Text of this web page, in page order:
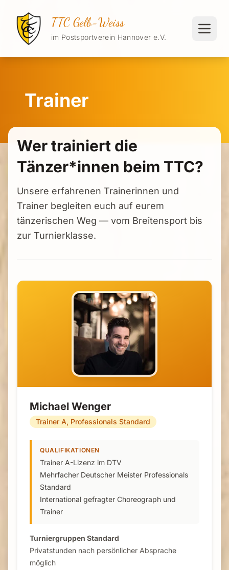
TTC Gelb-Weiss
im Postsportverein Hannover e.V.
Trainer
Wer trainiert die
Tänzer*innen beim TTC?
Unsere erfahrenen Trainerinnen und
Trainer begleiten euch auf eurem
tänzerischen Weg — vom Breitensport bis
zur Turnierklasse.
Michael Wenger
Trainer A, Professionals Standard
QUALIFIKATIONEN
Trainer A-Lizenz im DTV
Mehrfacher Deutscher Meister Professionals
Standard
International gefragter Choreograph und
Trainer
Turniergruppen Standard
Privatstunden nach persönlicher Absprache
möglich